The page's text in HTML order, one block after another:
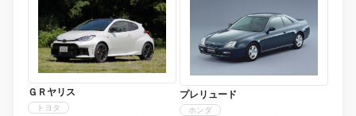
ＧＲヤリス
トヨタ
プレリュード
ホンダ